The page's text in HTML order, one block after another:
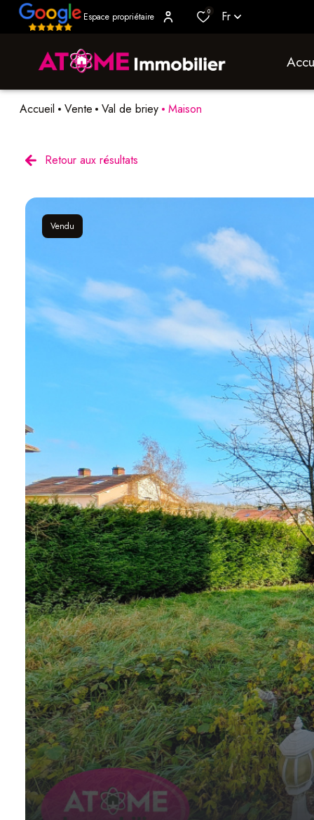
Espace propriétaire 0 Fr
Accueil Vente Val de briey Maison
Retour aux résultats
Vendu